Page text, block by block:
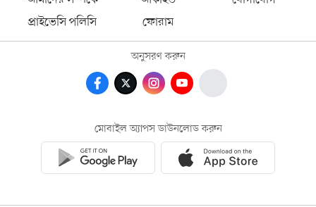
প্রাইভেসি পলিসি
ফোরাম
অনুসরণ করুন
মোবাইল অ্যাপস ডাউনলোড করুন